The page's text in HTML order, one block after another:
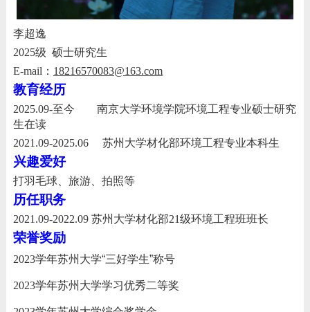
李超逸
2025级 硕士研究生
E-mail ： 18216570083@163.com
教育经历
2025.09-至今
南京大学环境学院环境工程专业硕士研究
生在读
2021.09-2025.06 苏州大学材化部环境工程专业本科生
兴趣爱好
打羽毛球、旅游、拍照等
历任职务
2021.09-2022.09 苏州大学材化部21级环境工程班班长
荣誉奖励
2023学年苏州大学“三好学生”称号
2023学年苏州大学学习优秀二等奖